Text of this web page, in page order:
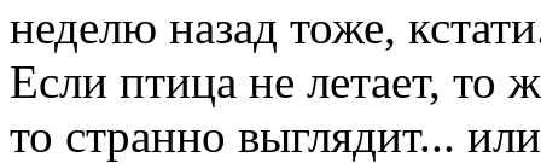
неделю назад тоже,
Если птица не летает, то
то странно выглядит...